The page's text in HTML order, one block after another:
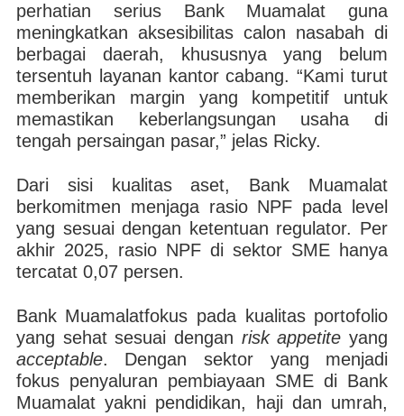
perhatian serius Bank Muamalat guna
meningkatkan aksesibilitas calon nasabah di
berbagai daerah, khususnya yang belum
tersentuh layanan kantor cabang. “Kami turut
memberikan margin yang kompetitif untuk
memastikan keberlangsungan usaha di
tengah persaingan pasar,” jelas Ricky.
Dari sisi kualitas aset, Bank Muamalat
berkomitmen menjaga rasio NPF pada level
yang sesuai dengan ketentuan regulator. Per
akhir 2025, rasio NPF di sektor SME hanya
tercatat 0,07 persen.
Bank Muamalatfokus pada kualitas portofolio
yang sehat sesuai dengan risk appetite yang
acceptable. Dengan sektor yang menjadi
fokus penyaluran pembiayaan SME di Bank
Muamalat yakni pendidikan, haji dan umrah,